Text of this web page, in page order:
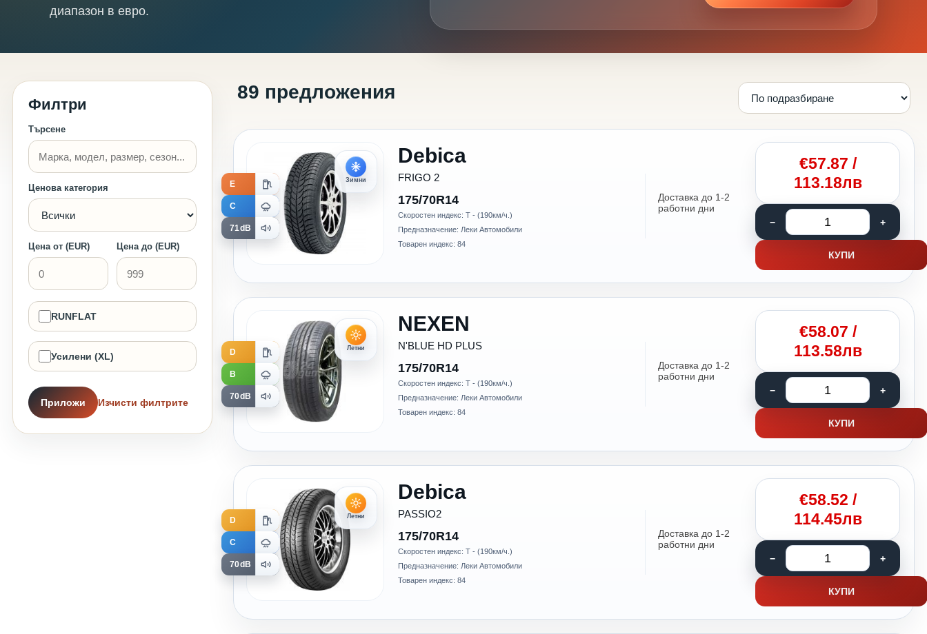
диапазон в евро.
Филтри
Търсене
Ценова категория
Цена от (EUR) Цена до (EUR)
RUNFLAT
Усилени (XL)
Приложи Изчисти филтрите
89 предложения
Зимни
Debica
FRIGO 2
175/70R14
E
C
71dB
Скоростен индекс: T - (190км/ч.)
Предназначение: Леки Автомобили
Товарен индекс: 84
Доставка до 1-2
работни дни
€57.87 /
113.18лв
КУПИ
Летни
NEXEN
N'BLUE HD PLUS
175/70R14
D
B
70dB
Скоростен индекс: T - (190км/ч.)
Предназначение: Леки Автомобили
Товарен индекс: 84
Доставка до 1-2
работни дни
€58.07 /
113.58лв
КУПИ
Летни
Debica
PASSIO2
175/70R14
D
C
70dB
Скоростен индекс: T - (190км/ч.)
Предназначение: Леки Автомобили
Товарен индекс: 84
Доставка до 1-2
работни дни
€58.52 /
114.45лв
КУПИ